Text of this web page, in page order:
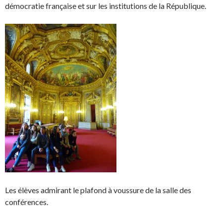
démocratie française et sur les institutions de la République.
Les élèves admirant le plafond à voussure de la salle des
conférences.